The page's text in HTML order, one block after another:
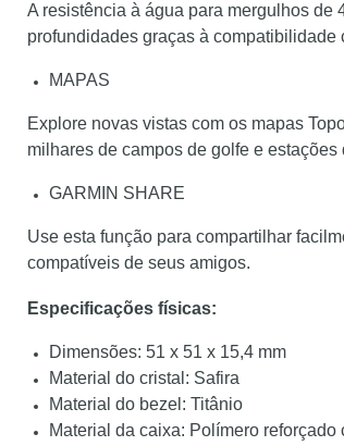
A resistência à água para mergulhos de
profundidades graças à
MAPAS
Explore novas vistas com os mapas
milhares de campos de golfe e
GARMIN SHARE
Use esta função para compartilhar
compatíveis de seus amigos.
Especificações físicas:
Dimensões: 51 x 51 x 15,4 mm
Material do cristal: Safira
Material do bezel: Titânio
Material da caixa: Polímero reforçado